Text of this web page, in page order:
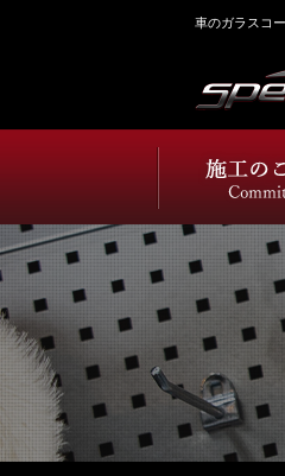
車のガラスコ